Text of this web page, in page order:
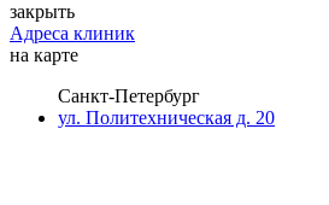
закрыть
Адреса клиник
на карте
Санкт-Петербург
ул. Политехническая д. 20